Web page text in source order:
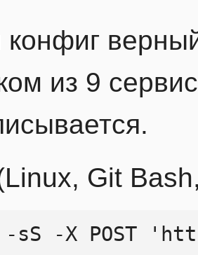
конфиг
из 9
Git
sS -X POST